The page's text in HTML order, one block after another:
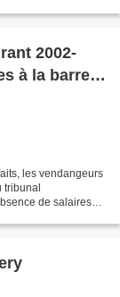
2002-
à la barre…
les vendangeurs
tribunal
de salaires